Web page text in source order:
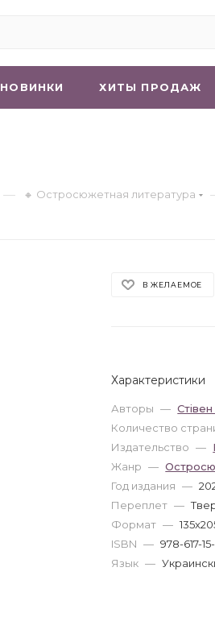
НОВИНКИ ХИТЫ ПРОДАЖ
— 🔸 Остросюжетная литература
В ЖЕЛАЕМОЕ
Характеристики
Авторы — Стівен
Количество
Издательство —
Жанр —
Год издания —
Переплет —
Формат —
ISBN — 978-617-
Язык —